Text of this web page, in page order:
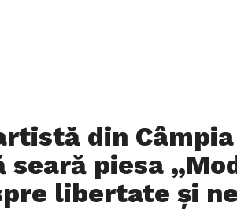
din
seară piesa
libertate și